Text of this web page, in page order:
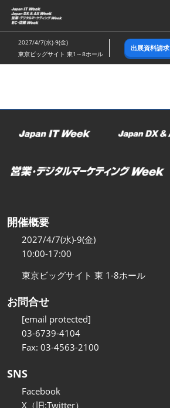
ス
キ
ッ
し
む
2027/4/7(水)-9(金)
東京ビッグサイト 東1～8ホール
出展資料請求
開催概要
2027/4/7(水)-9(金)
10:00-17:00
東京ビッグサイト 東 1-8ホール
お問合せ
[email protected]
03-6739-4104
Fax: 03-4563-2100
SNS
Facebook
X（旧:Twitter）